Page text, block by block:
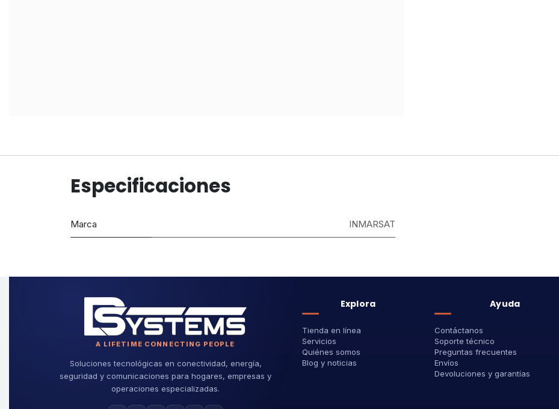
Especificaciones
Marca INMARSAT
A LIFETIME CONNECTING PEOPLE
Soluciones tecnológicas en conectividad, energía,
seguridad y comunicaciones para hogares, empresas y
operaciones especializadas.
Explora
Tienda en línea
Servicios
Quiénes somos
Blog y noticias
Ayuda
Contáctanos
Soporte técnico
Preguntas frecuentes
Envíos
Devoluciones y garantías